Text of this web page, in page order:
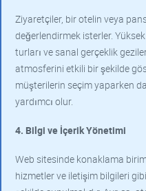
Ziyaretçiler, bir otelin veya
değerlendirmek isterler.
turları ve sanal gerçeklik
atmosferini etkili bir şekilde
müşterilerin seçim yaparken
yardımcı olur.
4. Bilgi ve İçerik Yönetimi
Web sitesinde konaklama
hizmetler ve iletişim bilgileri